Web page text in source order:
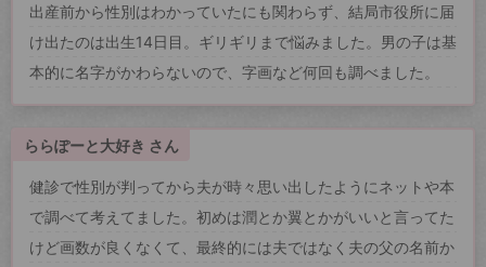
出産前から性別はわかっていたにも関わらず、結局市役所に届
け出たのは出生14日目。ギリギリまで悩みました。男の子は基
本的に名字がかわらないので、字画など何回も調べました。
ららぽーと大好き さん
健診で性別が判ってから夫が時々思い出したようにネットや本
で調べて考えてました。初めは潤とか翼とかがいいと言ってた
けど画数が良くなくて、最終的には夫ではなく夫の父の名前か